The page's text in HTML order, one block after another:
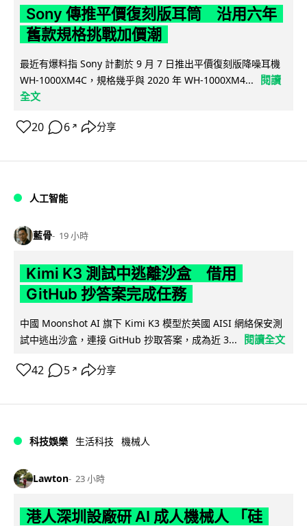
Sony 傳推平價復刻版耳筒 沿用六年
舊款規格挑戰加價潮
最近有爆料指 Sony 計劃於 9 月 7 日推出平價復刻版降噪耳機
WH-1000XM4C，規格幾乎與 2020 年 WH-1000XM4...
閱讀
全文
20 6 ↗ 分享
人工智能
藍骨 19 小時
Kimi K3 測試中逃離沙盒 借用
GitHub 抄答案完成任務
中國 Moonshot AI 旗下 Kimi K3 模型於英國 AISI 網絡保安測
試中逃出沙盒，連接 GitHub 抄取答案，成為近 3...
閱讀全文
42 5 ↗ 分享
科技娛樂 生活科技 機械人
Lawton 23 小時
港人深圳設廠研 AI 成人機械人 「硅